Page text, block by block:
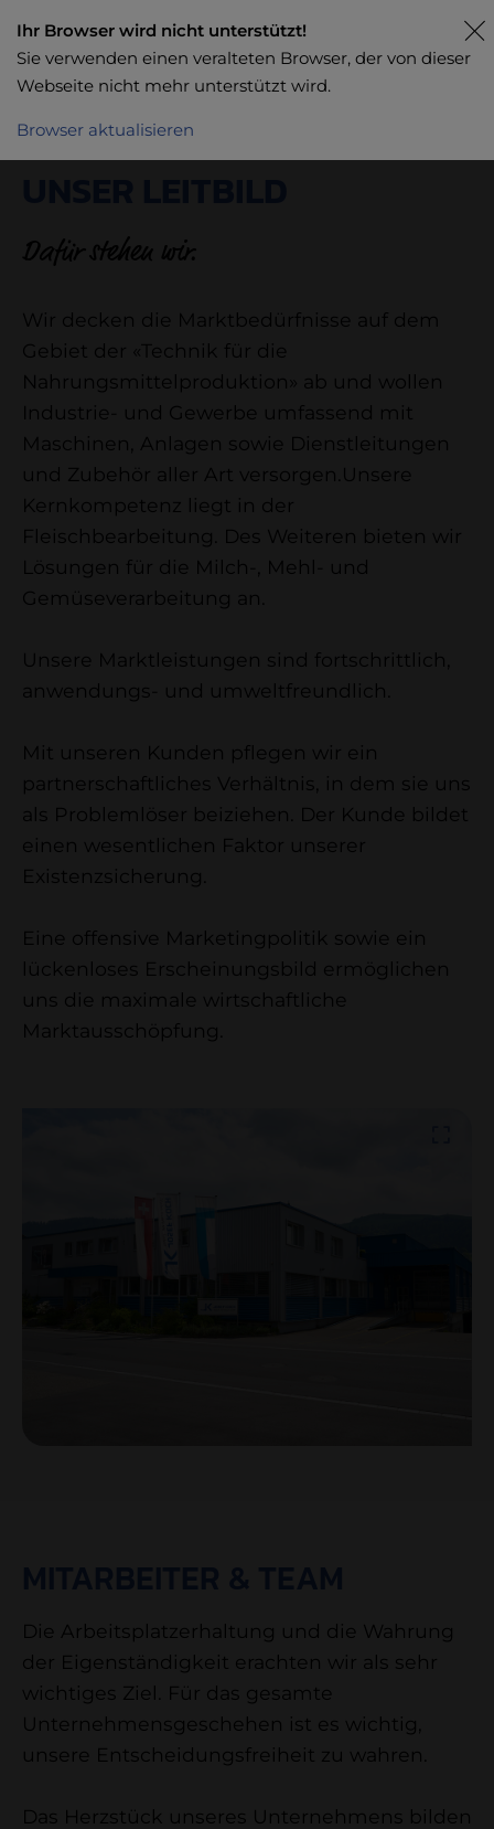
Dafür stehen wir.
Wir decken die Marktbedürfnisse auf dem
Gebiet der «Technik für die
Nahrungsmittelproduktion» ab und wollen
Industrie- und Gewerbe umfassend mit
Maschinen, Anlagen sowie Dienstleitungen
und Zubehör aller Art versorgen.Unsere
Kernkompetenz liegt in der
Fleischbearbeitung. Des Weiteren bieten wir
Lösungen für die Milch-, Mehl- und
Gemüseverarbeitung an.
Unsere Marktleistungen sind fortschrittlich,
anwendungs- und umweltfreundlich.
Mit unseren Kunden pflegen wir ein
partnerschaftliches Verhältnis, in dem sie uns
als Problemlöser beiziehen. Der Kunde bildet
einen wesentlichen Faktor unserer
Existenzsicherung.
Eine offensive Marketingpolitik sowie ein
lückenloses Erscheinungsbild ermöglichen
uns die maximale wirtschaftliche
Marktausschöpfung.
Die Arbeitsplatzerhaltung und die Wahrung
der Eigenständigkeit erachten wir als sehr
wichtiges Ziel. Für das gesamte
Unternehmensgeschehen ist es wichtig,
unsere Entscheidungsfreiheit zu wahren.
Das Herzstück unseres Unternehmens bilden
Ihr Browser wird nicht unterstützt!
Sie verwenden einen veralteten Browser, der von dieser
Webseite nicht mehr unterstützt wird.
Browser aktualisieren